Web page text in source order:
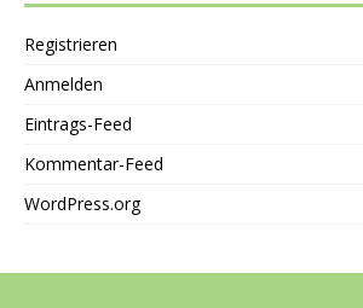
Registrieren
Anmelden
Eintrags-Feed
Kommentar-Feed
WordPress.org